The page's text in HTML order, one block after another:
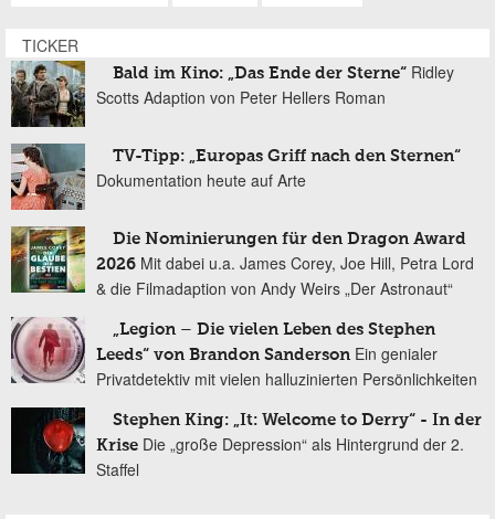
TICKER
Bald im Kino: „Das Ende der Sterne“ Ridley
Scotts Adaption von Peter Hellers Roman
TV-Tipp: „Europas Griff nach den Sternen“
Dokumentation heute auf Arte
Die Nominierungen für den Dragon Award
2026 Mit dabei u.a. James Corey, Joe Hill, Petra Lord
& die Filmadaption von Andy Weirs „Der Astronaut“
„Legion – Die vielen Leben des Stephen
Leeds“ von Brandon Sanderson Ein genialer
Privatdetektiv mit vielen halluzinierten Persönlichkeiten
Stephen King: „It: Welcome to Derry“ - In der
Krise Die „große Depression“ als Hintergrund der 2.
Staffel